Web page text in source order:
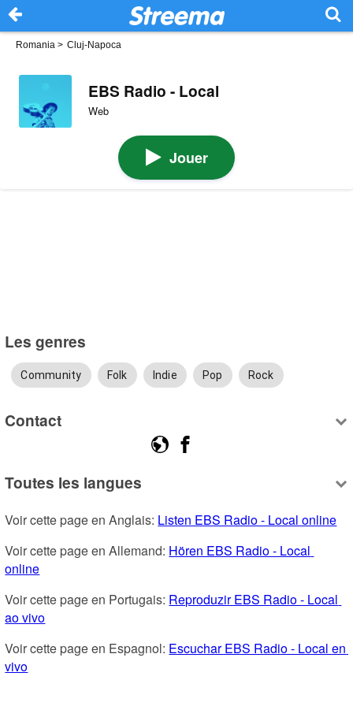
Romania > Cluj-Napoca
EBS Radio - Local
Web
Jouer
Les genres
Community Folk Indie Pop Rock
Contact
Toutes les langues
Voir cette page en Anglais: Listen EBS Radio - Local online
Voir cette page en Allemand: Hören EBS Radio - Local
online
Voir cette page en Portugais: Reproduzir EBS Radio - Local
ao vivo
Voir cette page en Espagnol: Escuchar EBS Radio - Local en
vivo